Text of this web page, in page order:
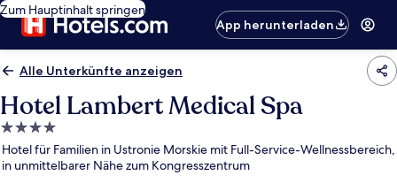
Zum Hauptinhalt springen
App herunterladen
Alle Unterkünfte anzeigen
Hotel Lambert Medical Spa
4.0-
Sterne-
Unterkunft
Hotel für Familien in Ustronie Morskie mit Full-Service-Wellnessbereich,
in unmittelbarer Nähe zum Kongresszentrum